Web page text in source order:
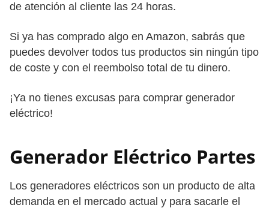
de atención al cliente las 24 horas.
Si ya has comprado algo en Amazon, sabrás que
puedes devolver todos tus productos sin ningún tipo
de coste y con el reembolso total de tu dinero.
¡Ya no tienes excusas para comprar generador
eléctrico!
Generador Eléctrico Partes
Los generadores eléctricos son un producto de alta
demanda en el mercado actual y para sacarle el